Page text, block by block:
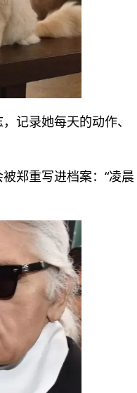
记录她每天的动作、
郑重写进档案：“凌晨